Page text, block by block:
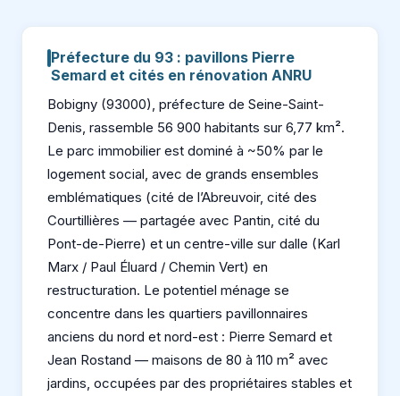
Préfecture du 93 : pavillons Pierre
Semard et cités en rénovation ANRU
Bobigny (93000), préfecture de Seine-Saint-
Denis, rassemble 56 900 habitants sur 6,77 km².
Le parc immobilier est dominé à ~50% par le
logement social, avec de grands ensembles
emblématiques (cité de l’Abreuvoir, cité des
Courtillières — partagée avec Pantin, cité du
Pont-de-Pierre) et un centre-ville sur dalle (Karl
Marx / Paul Éluard / Chemin Vert) en
restructuration. Le potentiel ménage se
concentre dans les quartiers pavillonnaires
anciens du nord et nord-est : Pierre Semard et
Jean Rostand — maisons de 80 à 110 m² avec
jardins, occupées par des propriétaires stables et